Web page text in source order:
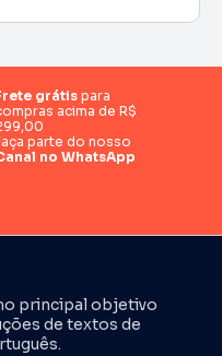
grátispara
acima de R$
parte do nosso
no WhatsApp
principal objetivo
de textos de